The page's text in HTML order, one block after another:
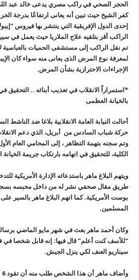
كفر الشيخ حيث تبين أنه يعانى ارتفاعًا بدرجة
إحدى الدول الإفريقية التي ينتشر بها فيروس
الراكب أقر بتلقيه علاج الملاريا حيث يعمل في
تم نقل الراكب إلى مستشفى الحميات بالعباسية
لمعرفة نوع المرض الذى يعانى منه سواء كان
الإجراءات الاحترازية بشأن المرض.
*استمراراً الانقلاب في تعذيب أبنائه .. التحقيق
بالخيانة العظمى
أحالت النيابة العامة الانقلابية بلاغا ضد
حركة شباب السادس من أبريل، الذي دعم
وتم سجنه بتهمة التظاهر ، إلى المحامي العام
الكلية، للتحقيق في اتهامه بارتكاب جريمة
ويتهم البلاغ ماهر باستدعائه الإدارة الأمريكية
طريق مقال صحفي نشر له من داخل محبسه
بوست الأمريكية. كما اتهم البلاغ ماهر بالسير
المسلمين.
وكان أحمد ماهر بعث في شهر مايو الماضي
سيناريو العنف لكي ينزل الجيش.